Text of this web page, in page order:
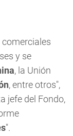
y se
, la Unión
, entre otros",
jefe del Fondo,
".